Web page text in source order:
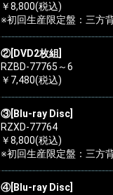
￥8,800(税込)
※初回生産限定盤：三方
②[DVD2枚組]
RZBD-77765～6
￥7,480(税込)
③[Blu-ray Disc]
RZXD-77764
￥8,800(税込)
※初回生産限定盤：三方
④[Blu-ray Disc]